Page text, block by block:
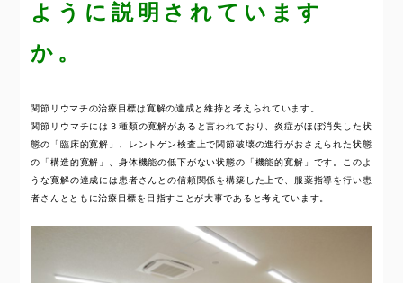
ように説明されています
か。
関節リウマチの治療目標は寛解の達成と維持と考えられています。
関節リウマチには３種類の寛解があると言われており、炎症がほぼ消失した状
態の「臨床的寛解」、レントゲン検査上で関節破壊の進行がおさえられた状態
の「構造的寛解」、身体機能の低下がない状態の「機能的寛解」です。このよ
うな寛解の達成には患者さんとの信頼関係を構築した上で、服薬指導を行い患
者さんとともに治療目標を目指すことが大事であると考えています。